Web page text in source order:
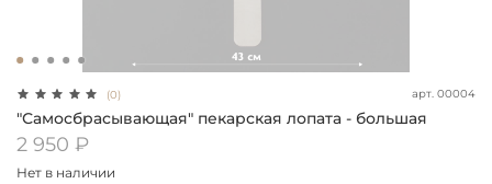
(0) арт. 00004
"Самосбрасывающая" пекарская лопата - большая
2 950 ₽
Нет в наличии